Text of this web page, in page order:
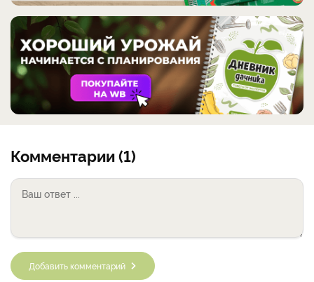
Комментарии (1)
Добавить комментарий